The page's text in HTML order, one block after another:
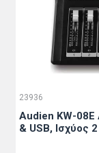
23936
Audien KW-08E
& USB, Ισχύος